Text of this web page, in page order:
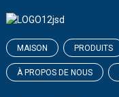
MAISON PRODUITS
À PROPOS DE NOUS